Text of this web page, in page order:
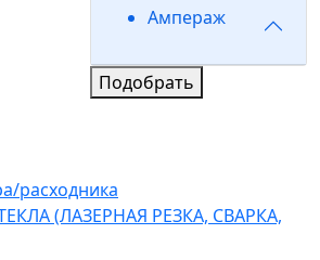
Ампераж
Подобрать
расходника
(ЛАЗЕРНАЯ РЕЗКА, СВАРКА,